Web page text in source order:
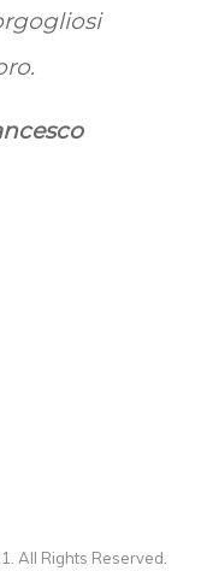
All Rights Reserved.